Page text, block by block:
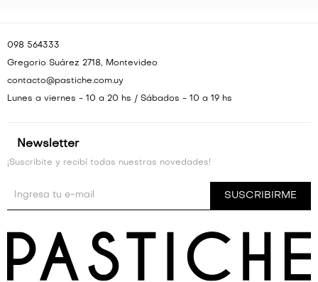
Newsletter
¡Suscribite y recibí todas nuestras novedades!
SUSCRIBIRME
098 564333
Gregorio Suárez 2718, Montevideo
contacto@pastiche.com.uy
Lunes a viernes - 10 a 20 hs / Sábados - 10 a 19 hs